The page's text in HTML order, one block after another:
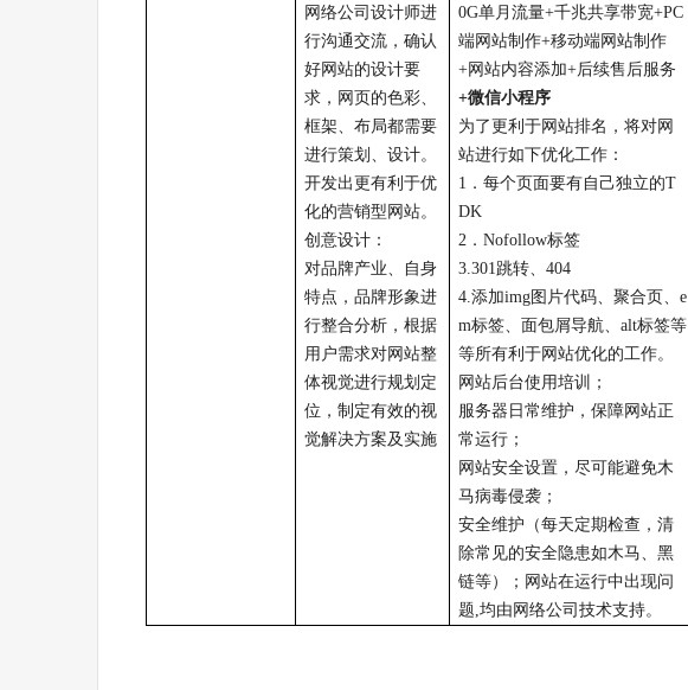
网络公司设计师进
行沟通交流，确认
好网站的设计要
求，网页的色彩、
框架、布局都需要
进行策划、设计。
开发出更有利于优
化的营销型网站。
创意设计：
对品牌产业、自身
特点，品牌形象进
行整合分析，根据
用户需求对网站整
体视觉进行规划定
位，制定有效的视
觉解决方案及实施
0G单月流量+千兆共享带宽+PC
端网站制作+移动端网站制作
+网站内容添加+后续售后服务
+微信小程序
为了更利于网站排名，将对网
站进行如下优化工作：
1 ．每个页面要有自己独立的T
DK
2 ． Nofollow标签
3.301跳转、 404
4.添加img图片代码、聚合页、 e
m标签、面包屑导航、 alt标签等
等所有利于网站优化的工作。
网站后台使用培训；
服务器日常维护，保障网站正
常运行；
网站安全设置，尽可能避免木
马病毒侵袭；
安全维护（每天定期检查，清
除常见的安全隐患如木马、黑
链等）；网站在运行中出现问
题,均由网络公司技术支持。